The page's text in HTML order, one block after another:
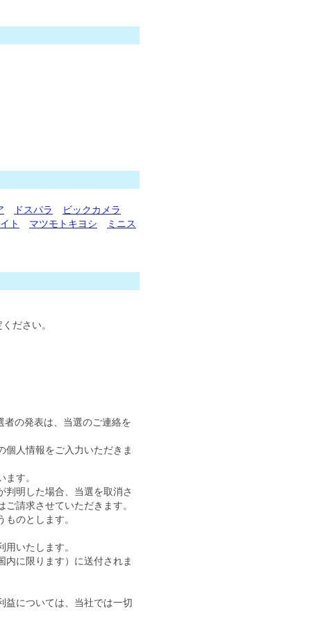
ドスパラ
ビックカメラ
ト
マツモトキヨシ ミニス
ださい。
の発表は、当選のご連絡を
人情報をご入力いただきま
す。
明した場合、当選を取消さ
請求させていただきます。
のとします。
いたします。
に限ります）に送付されま
益については、当社では一切